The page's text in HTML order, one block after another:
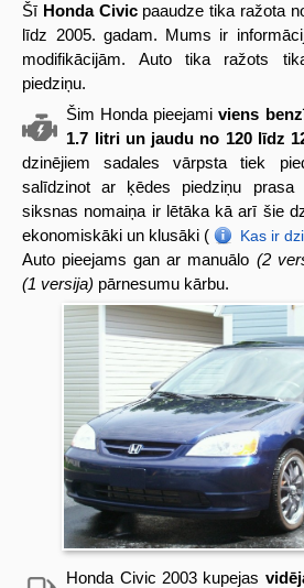
Šī Honda Civicpaaudze tika ražota
līdz 2005. gadam. Mums ir
modifikācijām. Auto tika ražots
piedziņu.
Šim Honda pieejamiviens
1.7 litri un jaudu no 120 līdz
dzinējiem sadales vārpsta tiek
salīdzinot ar ķēdes piedziņu prasa
siksnas nomaiņa ir lētāka kā arī šie
ekonomiskāki un klusāki (
Kas ir
Auto pieejams gan ar manuālo (2
(1 versija) pārnesumu kārbu.
Honda Civic 2003 kupejas